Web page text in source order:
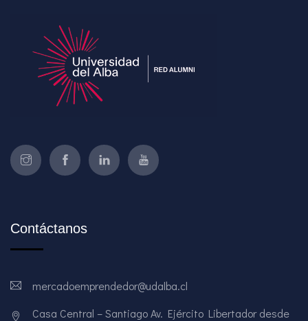
Contáctanos
mercadoemprendedor@udalba.cl
Casa Central – Santiago Av. Ejército Libertador desde